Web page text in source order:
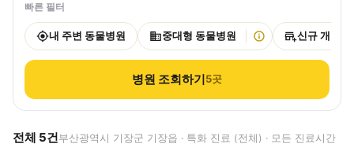
빠른 필터
내 주변 동물병원 중대형 동물병원 신규 개원
병원 조회하기5곳
전체 5건부산광역시 기장군 기장읍 · 특화 진료 (전체) · 모든 진료시간